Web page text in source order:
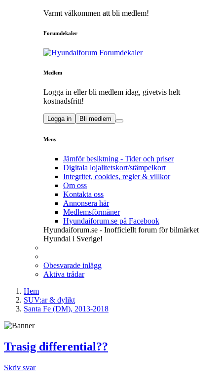
Varmt välkommen att bli medlem!
Forumdekaler
Medlem
Logga in eller bli medlem idag, givetvis helt
kostnadsfritt!
Logga in Bli medlem
Meny
Jämför besiktning - Tider och priser
Digitala lojalitetskort/stämpelkort
Integritet, cookies, regler & villkor
Om oss
Kontakta oss
Annonsera här
Medlemsförmåner
Hyundaiforum.se på Facebook
Hyundaiforum.se - Inofficiellt forum för bilmärket
Hyundai i Sverige!
Obesvarade inlägg
Aktiva trådar
Hem
SUV:ar & dylikt
Santa Fe (DM), 2013-2018
Trasig differential??
Skriv svar